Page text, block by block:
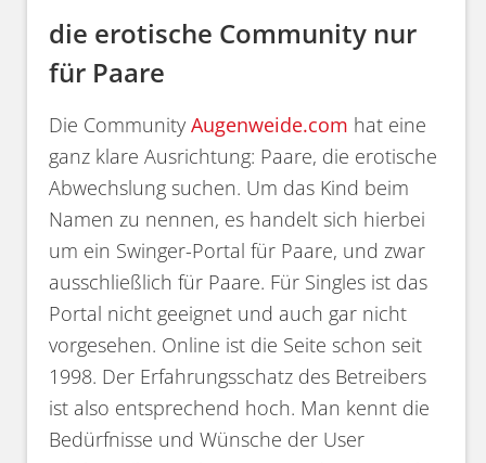
die erotische Community nur
für Paare
Die CommunityAugenweide.com hat eine
ganz klare Ausrichtung: Paare, die erotische
Abwechslung suchen. Um das Kind beim
Namen zu nennen, es handelt sich hierbei
um ein Swinger-Portal für Paare, und zwar
ausschließlich für Paare. Für Singles ist das
Portal nicht geeignet und auch gar nicht
vorgesehen. Online ist die Seite schon seit
1998. Der Erfahrungsschatz des Betreibers
ist also entsprechend hoch. Man kennt die
Bedürfnisse und Wünsche der User